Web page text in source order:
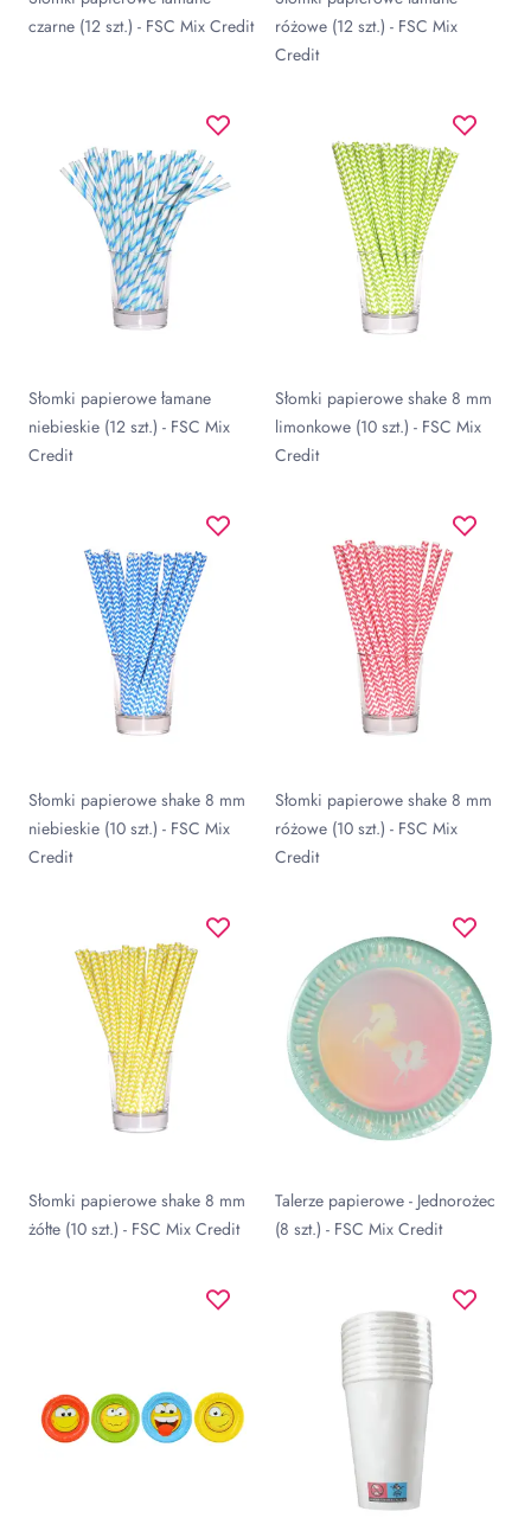
czarne (12 szt.) - FSC Mix Credit
różowe (12 szt.) - FSC Mix
Credit
Słomki papierowe łamane
niebieskie (12 szt.) - FSC Mix
Credit
Słomki papierowe shake 8 mm
limonkowe (10 szt.) - FSC Mix
Credit
Słomki papierowe shake 8 mm
niebieskie (10 szt.) - FSC Mix
Credit
Słomki papierowe shake 8 mm
różowe (10 szt.) - FSC Mix
Credit
Słomki papierowe shake 8 mm
żółte (10 szt.) - FSC Mix Credit
Talerze papierowe - Jednorożec
(8 szt.) - FSC Mix Credit